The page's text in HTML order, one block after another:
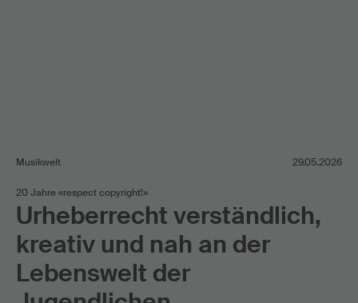
Musikwelt 29.05.2026
20 Jahre «respect copyright!»
Urheberrecht verständlich,
kreativ und nah an der
Lebenswelt der